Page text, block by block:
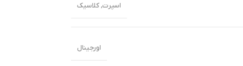
اسپرت,کلاسیک
اورجینال